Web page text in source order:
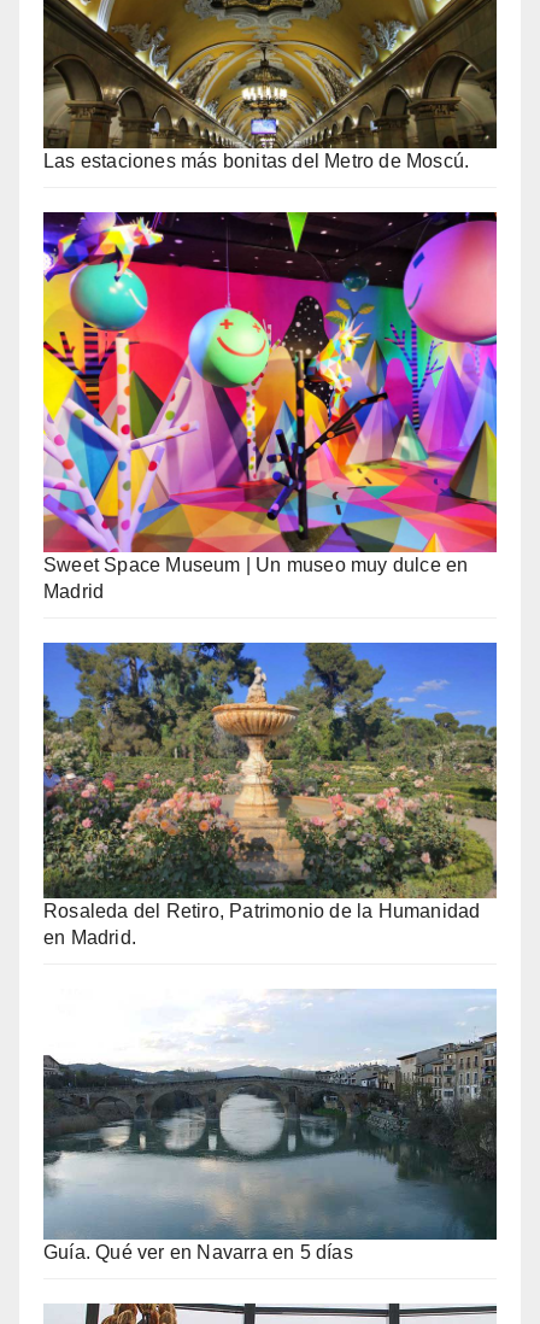
Las estaciones más bonitas del Metro de Moscú.
Sweet Space Museum | Un museo muy dulce en
Madrid
Rosaleda del Retiro, Patrimonio de la Humanidad
en Madrid.
Guía. Qué ver en Navarra en 5 días